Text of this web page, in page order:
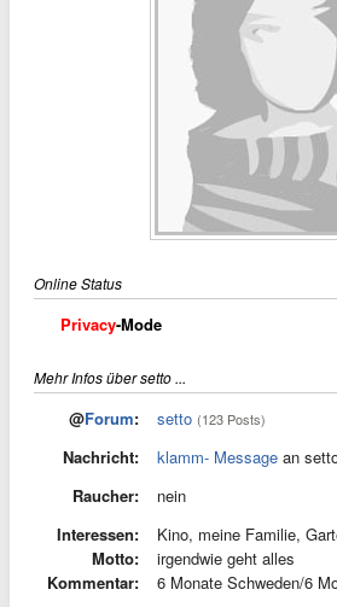
Online Status
Privacy-Mode
Mehr Infos über setto ...
@Forum: setto (123 Posts)
Nachricht: klamm- Message an
Raucher:
nein
Interessen:
Kino, meine Familie,
Motto:
irgendwie geht alles
Kommentar:
6 Monate Schweden/6